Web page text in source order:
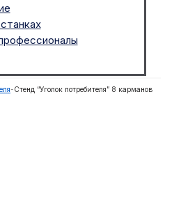
-Стенд “Уголок потребителя” 8 карманов